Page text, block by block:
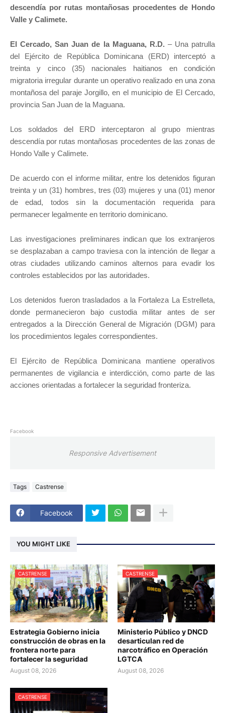
descendía por rutas montañosas procedentes de Hondo
Valle y Calimete.
El Cercado, San Juan de la Maguana, R.D. – Una patrulla
del Ejército de República Dominicana (ERD) interceptó a
treinta y cinco (35) nacionales haitianos en condición
migratoria irregular durante un operativo realizado en una zona
montañosa del paraje Jorgillo, en el municipio de El Cercado,
provincia San Juan de la Maguana.
Los soldados del ERD interceptaron al grupo mientras
descendía por rutas montañosas procedentes de las zonas de
Hondo Valle y Calimete.
De acuerdo con el informe militar, entre los detenidos figuran
treinta y un (31) hombres, tres (03) mujeres y una (01) menor
de edad, todos sin la documentación requerida para
permanecer legalmente en territorio dominicano.
Las investigaciones preliminares indican que los extranjeros
se desplazaban a campo traviesa con la intención de llegar a
otras ciudades utilizando caminos alternos para evadir los
controles establecidos por las autoridades.
Los detenidos fueron trasladados a la Fortaleza La Estrelleta,
donde permanecieron bajo custodia militar antes de ser
entregados a la Dirección General de Migración (DGM) para
los procedimientos legales correspondientes.
El Ejército de República Dominicana mantiene operativos
permanentes de vigilancia e interdicción, como parte de las
acciones orientadas a fortalecer la seguridad fronteriza.
Facebook
Responsive Advertisement
Tags Castrense
Facebook
YOU MIGHT LIKE
CASTRENSE
Estrategia Gobierno inicia
construcción de obras en la
frontera norte para
fortalecer la seguridad
August 08, 2026
CASTRENSE
Ministerio Público y DNCD
desarticulan red de
narcotráfico en Operación
LGTCA
August 08, 2026
CASTRENSE